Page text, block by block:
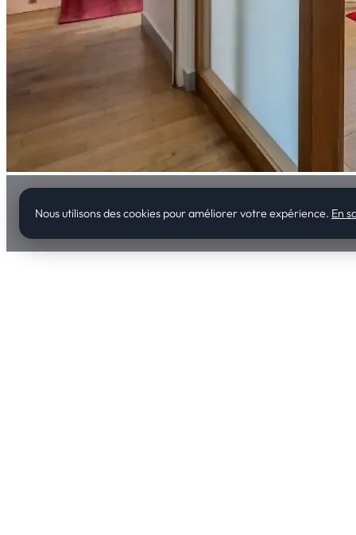
Nous utilisons des cookies pour améliorer votre expérience. En